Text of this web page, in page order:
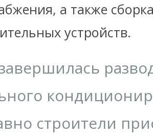
а также
устройств.
строители